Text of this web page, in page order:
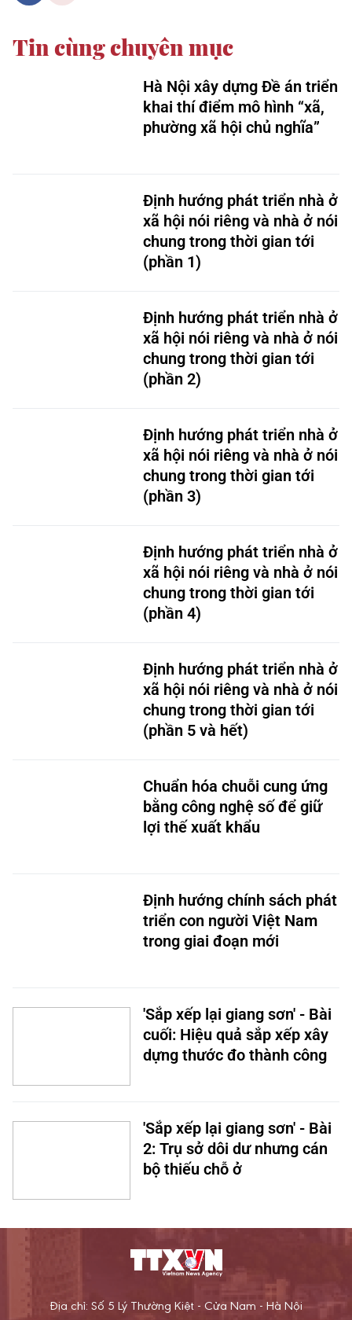
Tin cùng chuyên mục
Hà Nội xây dựng Đề án triển
khai thí điểm mô hình “xã,
phường xã hội chủ nghĩa”
Định hướng phát triển nhà ở
xã hội nói riêng và nhà ở nói
chung trong thời gian tới
(phần 1)
Định hướng phát triển nhà ở
xã hội nói riêng và nhà ở nói
chung trong thời gian tới
(phần 2)
Định hướng phát triển nhà ở
xã hội nói riêng và nhà ở nói
chung trong thời gian tới
(phần 3)
Định hướng phát triển nhà ở
xã hội nói riêng và nhà ở nói
chung trong thời gian tới
(phần 4)
Định hướng phát triển nhà ở
xã hội nói riêng và nhà ở nói
chung trong thời gian tới
(phần 5 và hết)
Chuẩn hóa chuỗi cung ứng
bằng công nghệ số để giữ
lợi thế xuất khẩu
Định hướng chính sách phát
triển con người Việt Nam
trong giai đoạn mới
'Sắp xếp lại giang sơn' - Bài
cuối: Hiệu quả sắp xếp xây
dựng thước đo thành công
'Sắp xếp lại giang sơn' - Bài
2: Trụ sở dôi dư nhưng cán
bộ thiếu chỗ ở
Địa chỉ: Số 5 Lý Thường Kiệt - Cửa Nam - Hà Nội